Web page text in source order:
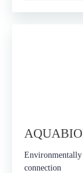
connection